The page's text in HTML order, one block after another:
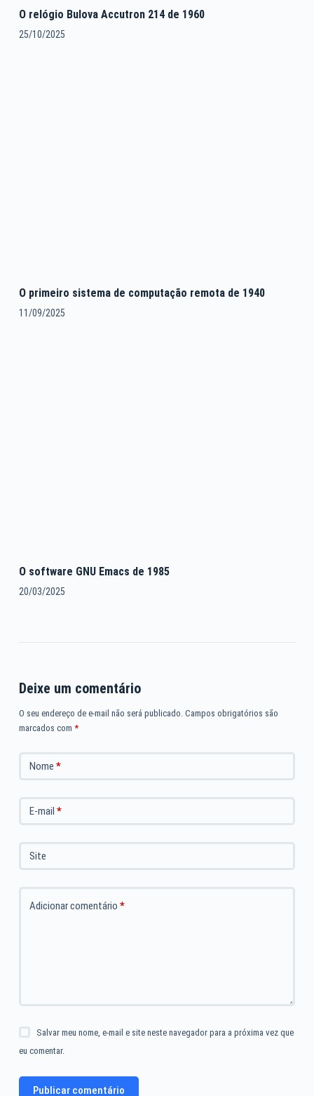
O relógio Bulova Accutron 214 de 1960
25/10/2025
O primeiro sistema de computação remota de 1940
11/09/2025
O software GNU Emacs de 1985
20/03/2025
Deixe um comentário
O seu endereço de e-mail não será publicado. Campos obrigatórios são
marcados com *
Nome *
E-mail *
Site
Adicionar comentário *
Salvar meu nome, e-mail e site neste navegador para a próxima vez que
eu comentar.
Publicar comentário